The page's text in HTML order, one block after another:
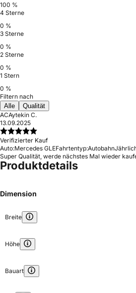
100 %
4 Sterne
0 %
3 Sterne
0 %
2 Sterne
0 %
1 Stern
0 %
Filtern nach
Alle
Qualität
ACAytekin C.
13.09.2025
Verifizierter Kauf
Auto:Mercedes GLEFahrtentyp:Autobahn
Super Qualität, werde nächstes Mal wieder
Produktdetails
Dimension
Breite
Höhe
Bauart